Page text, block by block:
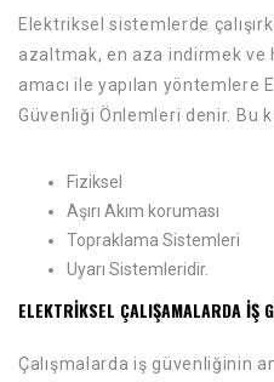
Elektriksel sistemlerde
azaltmak, en aza indirmek ve
amacı ile yapılan yöntemlere
Güvenliği Önlemleri denir. Bu
Fiziksel
Aşırı Akım koruması
Topraklama Sistemleri
Uyarı Sistemleridir.
ELEKTRIKSEL ÇALIŞAMALARDA İŞ
Çalışmalarda iş güvenliğinin